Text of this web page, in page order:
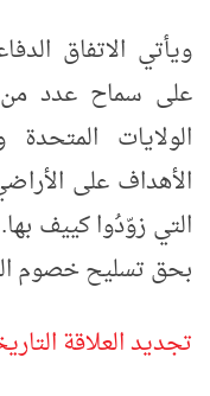
ويأتي الاتفاق
على سماح عدد من
الولايات
الأهداف على
التي زوّدُوا كييف
بحق تسليح خصوم
تجديد العلاقة